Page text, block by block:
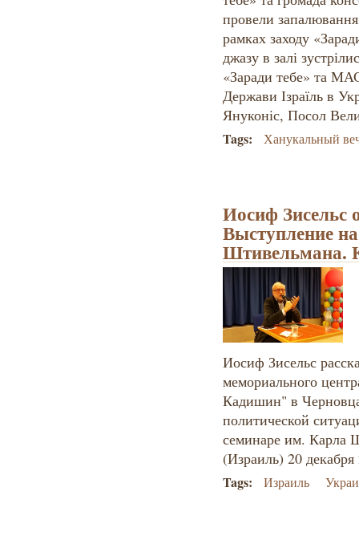
провели запалювання
рамках заходу
джазу в залі
«Заради тебе» та
Держави Ізраїль в
Януконіс, Посол
Tags: Ханукальный
Иосиф Зисельс
Выступление
Штивельмана.
Иосиф Зисельс
мемориального
Кадишин" в
политической
семинаре им. Карла
(Израиль) 20 декабря
Tags: Израиль